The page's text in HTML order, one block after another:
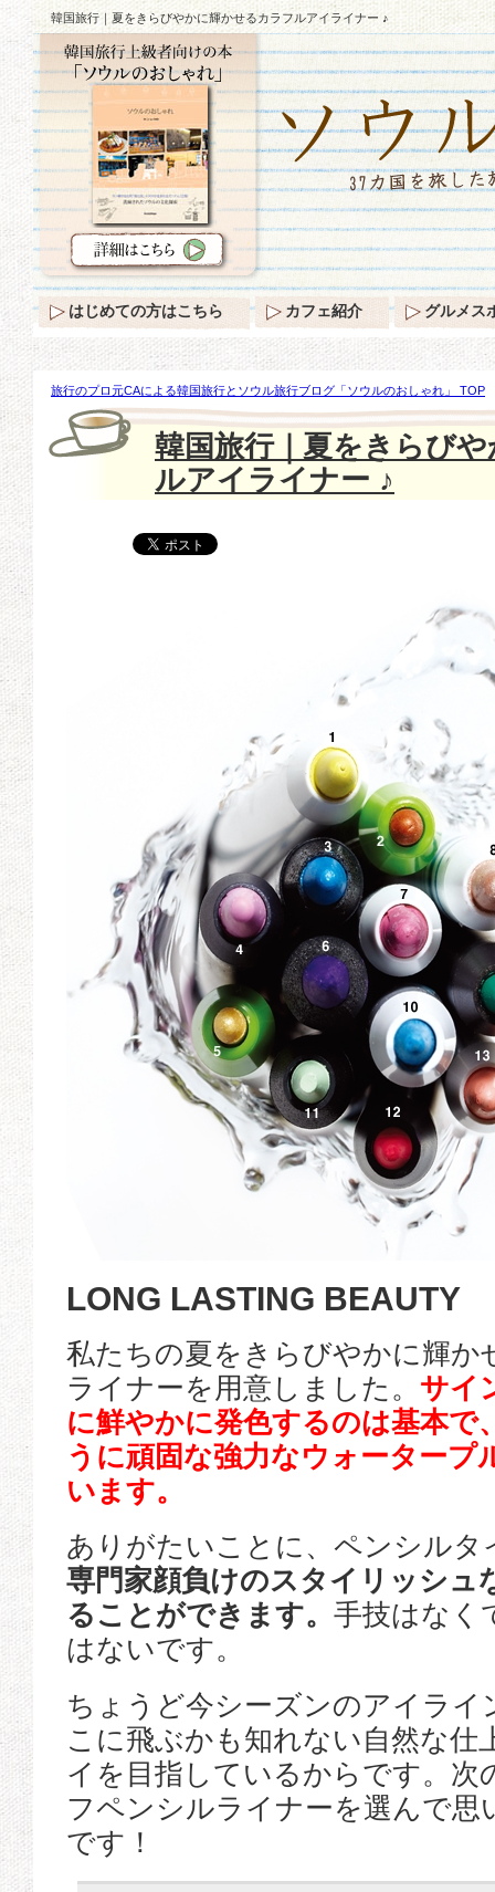
韓国旅行｜夏をきらびやかに輝かせるカラフルアイライナー ♪
旅行のプロ元CAによる韓国旅行とソウル旅行ブログ「ソウルのおしゃれ」 TOP
輝かせるカラフルアイライナー ♪
韓国旅行｜夏をきらび
ルアイライナー ♪
LONG LASTING BEAUTY
私たちの夏をきらびやかに輝か
ライナーを用意しました。 サイ
に鮮やかに発色するのは基本で
うに頑固な強力なウォータープ
います。
ありがたいことに、ペンシルタ
専門家顔負けのスタイリッシュ
ることができます。 手技はなく
はないです。
ちょうど今シーズンのアイライ
こに飛ぶかも知れない自然な仕
イを目指しているからです。次
フペンシルライナーを選んで思
です！
はじめての方はこちら カフェ紹介 グルメス